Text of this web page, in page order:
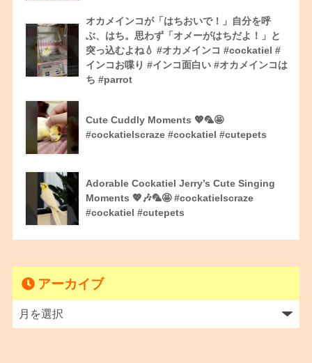
オカメインコが「はちおいで！」自分を呼
ぶ、はち。思わず「オメーがはちだよ！」と
突っ込むよね💧 #オカメインコ #cockatiel #
インコお喋り #インコ面白い #オカメインコは
ち #parrot
Cute Cuddly Moments 💖🦜🤩
#cockatielscraze #cockatiel #cutepets
Adorable Cockatiel Jerry’s Cute Singing
Moments 💖🎶🦜🤩 #cockatielscraze
#cockatiel #cutepets
アーカイブ